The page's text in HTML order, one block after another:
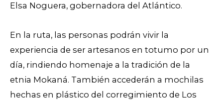
Elsa Noguera, gobernadora del Atlántico.
En la ruta, las personas podrán vivir la
experiencia de ser artesanos en totumo por un
día, rindiendo homenaje a la tradición de la
etnia Mokaná. También accederán a mochilas
hechas en plástico del corregimiento de Los